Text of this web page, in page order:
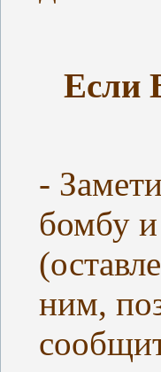
Если
-
бомбу
ним,